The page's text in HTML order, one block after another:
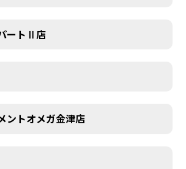
ートⅡ店
ントオメガ金津店